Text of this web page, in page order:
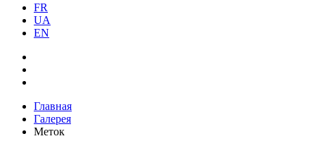
FR
UA
EN
Главная
Галерея
Меток